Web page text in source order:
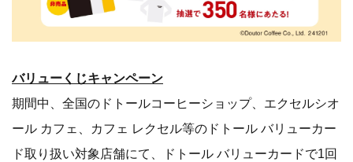
バリューくじキャンペーン
期間中、全国のドトールコーヒーショップ、エクセルシオ
ール カフェ、カフェ レクセル等のドトール バリューカー
ド取り扱い対象店舗にて、ドトール バリューカードで1回